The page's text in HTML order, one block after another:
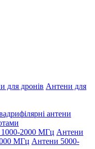
для дронів Антени для
антени
2000 МГц Антени
МГц Антени 5000-